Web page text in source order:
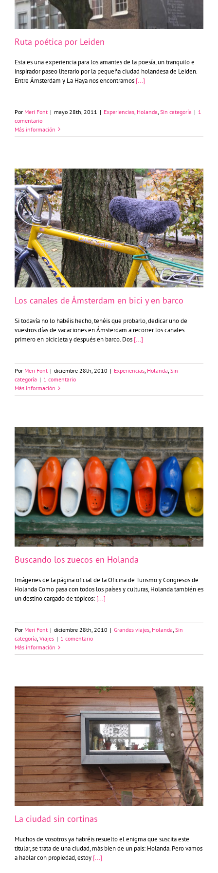
Ruta poética por Leiden
Esta es una experiencia para los amantes de la poesía, un tranquilo e
inspirador paseo literario por la pequeña ciudad holandesa de Leiden.
Entre Ámsterdam y La Haya nos encontramos [...]
Por Meri Font | mayo 28th, 2011 | Experiencias Holanda Sin categoría | 1
comentario
Más información
Los canales de Ámsterdam en bici y en barco
Los canales de Ámsterdam en bici y en barco
Si todavía no lo habéis hecho, tenéis que probarlo, dedicar uno de
vuestros días de vacaciones en Ámsterdam a recorrer los canales
primero en bicicleta y después en barco. Dos [...]
Por Meri Font | diciembre 28th, 2010 | Experiencias, Holanda, Sin
categoría | 1 comentario
Más información
Buscando los zuecos en Holanda
Buscando los zuecos en Holanda
Imágenes de la página oficial de la Oficina de Turismo y Congresos de
Holanda Como pasa con todos los países y culturas, Holanda también es
un destino cargado de tópicos: [...]
Por Meri Font | diciembre 28th, 2010 | Grandes viajes, Holanda, Sin
categoría, Viajes | 1 comentario
Más información
La ciudad sin cortinas
La ciudad sin cortinas
Muchos de vosotros ya habréis resuelto el enigma que suscita este
titular, se trata de una ciudad, más bien de un país: Holanda. Pero vamos
a hablar con propiedad, estoy [...]